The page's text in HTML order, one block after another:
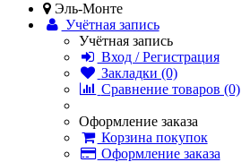
Эль-Монте
Учётная запись
Учётная запись
Вход / Регистрация
Закладки (0)
Сравнение товаров (0)
Оформление заказа
Корзина покупок
Оформление заказа